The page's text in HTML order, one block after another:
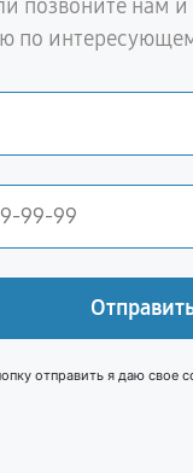
позвоните нам и
по
отправить я даю свое